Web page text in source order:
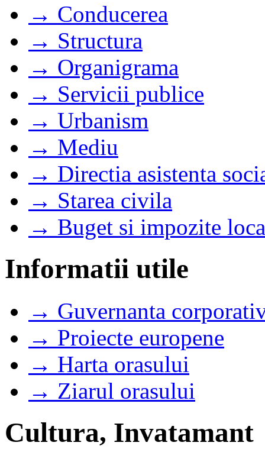
→ Conducerea
→ Structura
→ Organigrama
→ Servicii publice
→ Urbanism
→ Mediu
→ Directia asistenta
→ Starea civila
→ Buget si impozite
Informatii utile
→ Guvernanta
→ Proiecte europene
→ Harta orasului
→ Ziarul orasului
Cultura, Invatamant